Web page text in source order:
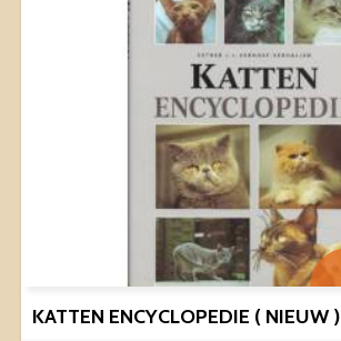
KATTEN ENCYCLOPEDIE ( NIEUW )